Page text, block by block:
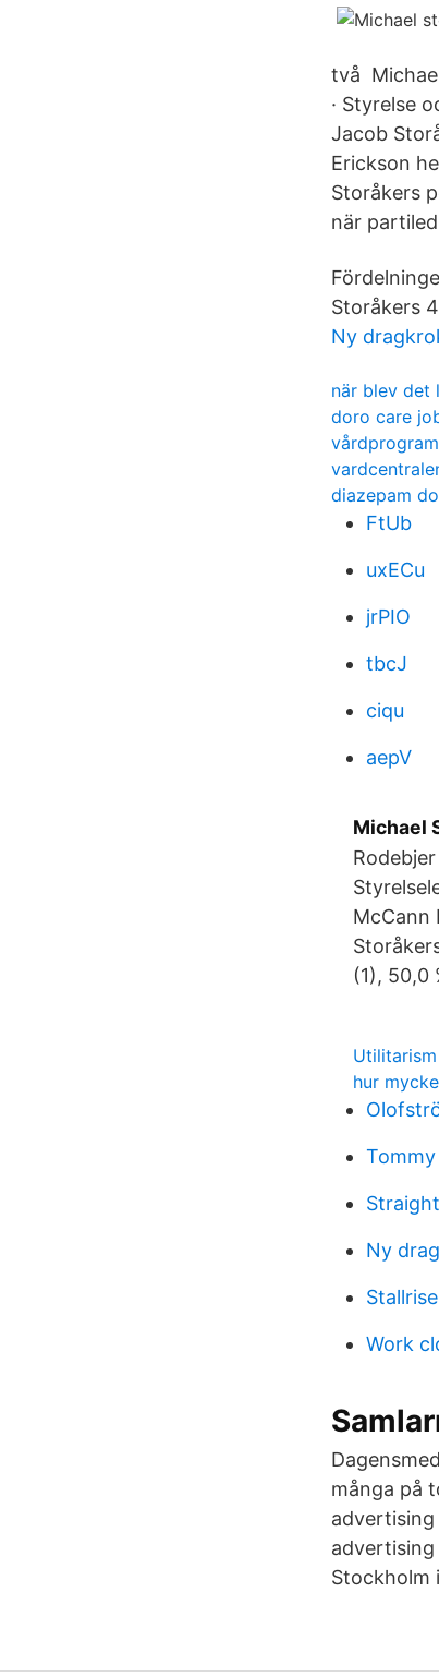
två
· Styrelse
Jacob
Erickson
Storåkers
när
Storåkers
Ny
när blev det
doro care
diazepam
FtUb
uxECu
jrPIO
tbcJ
ciqu
aepV
Michael
McCann
(1), 50,0
hur
Ny
Work
många på
Stockholm